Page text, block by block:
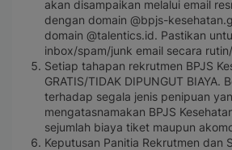
akan disampaikan melalui email
dengan domain @bpjs-
domain @talentics.id. Pastikan
inbox/spam/junk email secara
Setiap tahapan rekrutmen BPJS
GRATIS/TIDAK DIPUNGUT BIAYA.
terhadap segala jenis penipuan
mengatasnamakan BPJS
sejumlah biaya tiket maupun
Keputusan Panitia Rekrutmen dan